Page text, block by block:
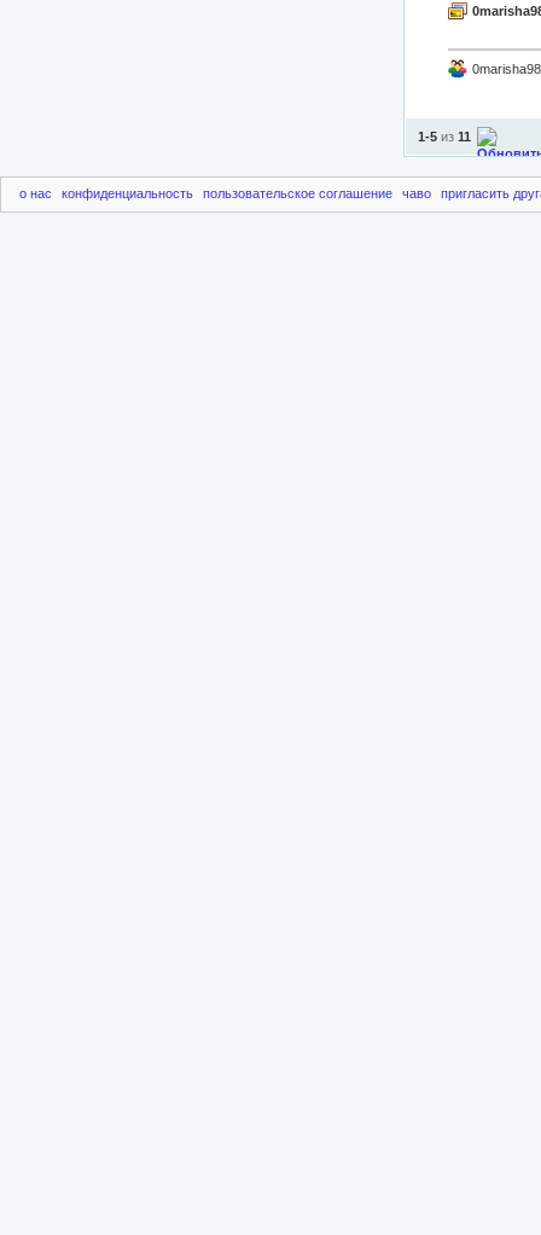
0marisha98
1-5 из 11
о нас конфиденциальность пользовательское соглашение чаво пригласить